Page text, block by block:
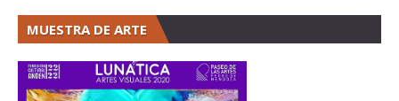
MUESTRA DE ARTE